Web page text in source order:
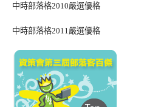
中時部落格2010嚴選優格
中時部落格2011嚴選優格